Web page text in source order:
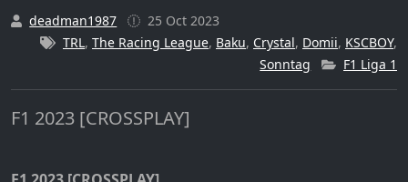
deadman1987
25 Oct 2023
TRL, The Racing League, Baku, Crystal, Domii, KSCBOY,
Sonntag
F1 Liga 1
F1 2023 [CROSSPLAY]